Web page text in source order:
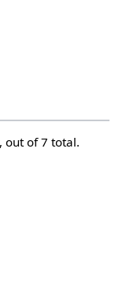
out of 7 total.